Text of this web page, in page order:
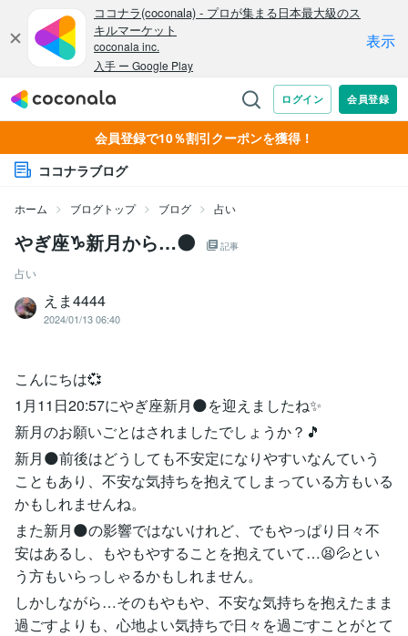
会員登録で10％割引クーポンを獲得！
ココナラブログ
ホーム ブログトップ ブログ 占い
やぎ座♑新月から…🌑 記事
占い
えま4444
2024/01/13 06:40
こんにちは💞
1月11日20:57にやぎ座新月🌑を迎えましたね✨
新月のお願いごとはされましたでしょうか？🎵
新月🌑前後はどうしても不安定になりやすいなんていう
こともあり、不安な気持ちを抱えてしまっている方もいる
かもしれませんね。
また新月🌑の影響ではないけれど、でもやっぱり日々不
安はあるし、もやもやすることを抱えていて…😫💦とい
う方もいらっしゃるかもしれません。
しかしながら…そのもやもや、不安な気持ちを抱えたまま
過ごすよりも、心地よい気持ちで日々を過ごすことがとて